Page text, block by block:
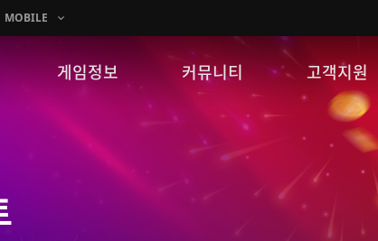
MOBILE
게임정보
세계관
캐릭터소개
커뮤니티
자유게시판
이미지게시판
공략 게시판
고객지원
FAQ
쿠폰등록